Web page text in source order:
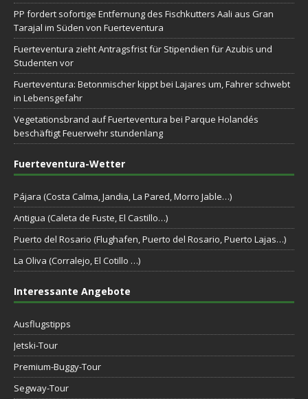
PP fordert sofortige Entfernung des Fischkutters Aali aus Gran
Tarajal im Süden von Fuerteventura
Fuerteventura zieht Antragsfrist für Stipendien für Azubis und
Studenten vor
Fuerteventura: Betonmischer kippt bei Lajares um, Fahrer schwebt
in Lebensgefahr
Vegetationsbrand auf Fuerteventura bei Parque Holandés
beschäftigt Feuerwehr stundenlang
Fuerteventura-Wetter
Pájara (Costa Calma, Jandia, La Pared, Morro Jable…)
Antigua (Caleta de Fuste, El Castillo…)
Puerto del Rosario (Flughafen, Puerto del Rosario, Puerto Lajas…)
La Oliva (Corralejo, El Cotillo …)
Interessante Angebote
Ausflugstipps
Jetski-Tour
Premium-Buggy-Tour
Segway-Tour